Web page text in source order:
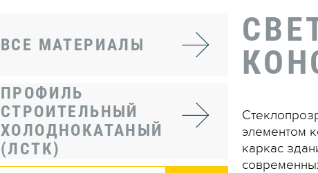
ВСЕ МАТЕРИАЛЫ
ПРОФИЛЬ
СТРОИТЕЛЬНЫЙ
ХОЛОДНОКАТАНЫЙ
(ЛСТК)
элементом
каркас